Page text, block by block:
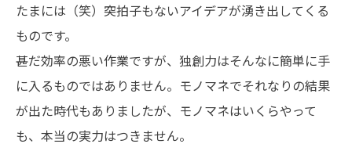
たまには（笑）突拍子もないアイデアが湧き出してくる
ものです。
甚だ効率の悪い作業ですが、独創力はそんなに簡単に手
に入るものではありません。モノマネでそれなりの結果
が出た時代もありましたが、モノマネはいくらやって
も、本当の実力はつきません。